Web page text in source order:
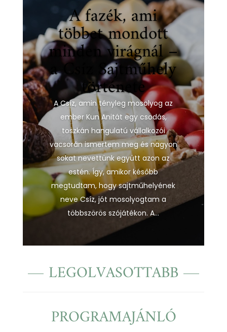
A fazék, ami
többet mondott
minden virágnál –
a Csíz Sajtműhely
története
A Csíz, amin tényleg mosolyog az
ember Kun Anitát egy csodás,
toszkán hangulatú vállalkozói
vacsorán ismertem meg és nagyon
sokat nevettünk együtt azon az
estén. Így, amikor később
megtudtam, hogy sajtműhelyének
neve Csíz, jót mosolyogtam a
többszörös szójátékon. A...
LEGOLVASOTTABB
PROGRAMAJÁNLÓ